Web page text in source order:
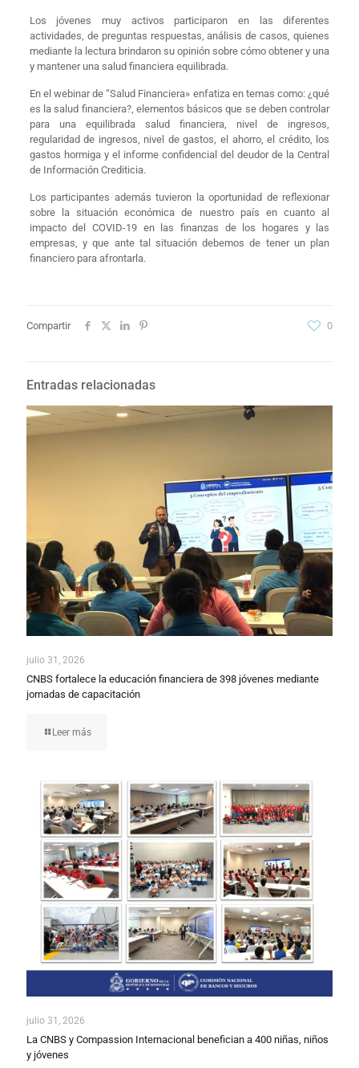
Los jóvenes muy activos participaron en las diferentes
actividades, de preguntas respuestas, análisis de casos, quienes
mediante la lectura brindaron su opinión sobre cómo obtener y una
y mantener una salud financiera equilibrada.
En el webinar de “Salud Financiera» enfatiza en temas como: ¿qué
es la salud financiera?, elementos básicos que se deben controlar
para una equilibrada salud financiera, nivel de ingresos,
regularidad de ingresos, nivel de gastos, el ahorro, el crédito, los
gastos hormiga y el informe confidencial del deudor de la Central
de Información Crediticia.
Los participantes además tuvieron la oportunidad de reflexionar
sobre la situación económica de nuestro país en cuanto al
impacto del COVID-19 en las finanzas de los hogares y las
empresas, y que ante tal situación debemos de tener un plan
financiero para afrontarla.
Compartir 0
Entradas relacionadas
julio 31, 2026
CNBS fortalece la educación financiera de 398 jóvenes mediante
jornadas de capacitación
Leer más
julio 31, 2026
La CNBS y Compassion Internacional benefician a 400 niñas, niños
y jóvenes